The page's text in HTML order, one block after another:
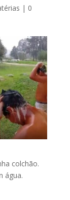
| 0
colchão.
água.